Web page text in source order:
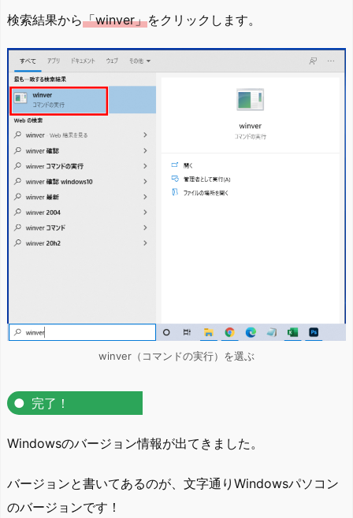
検索結果から「winver」をクリックします。
winver（コマンドの実行）を選ぶ
完了！
Windowsのバージョン情報が出てきました。
バージョンと書いてあるのが、文字通りWindowsパソコン
のバージョンです！